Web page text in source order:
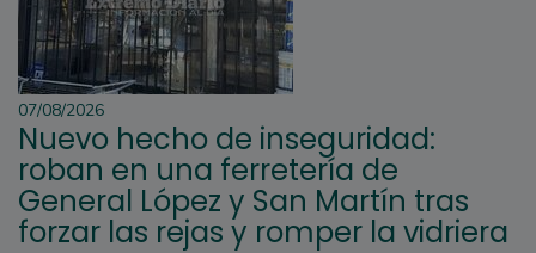
07/08/2026
Nuevo hecho de inseguridad:
roban en una ferretería de
General López y San Martín tras
forzar las rejas y romper la vidriera